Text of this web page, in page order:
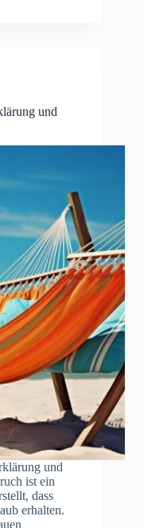
und
und
ist ein
dass
erhalten.